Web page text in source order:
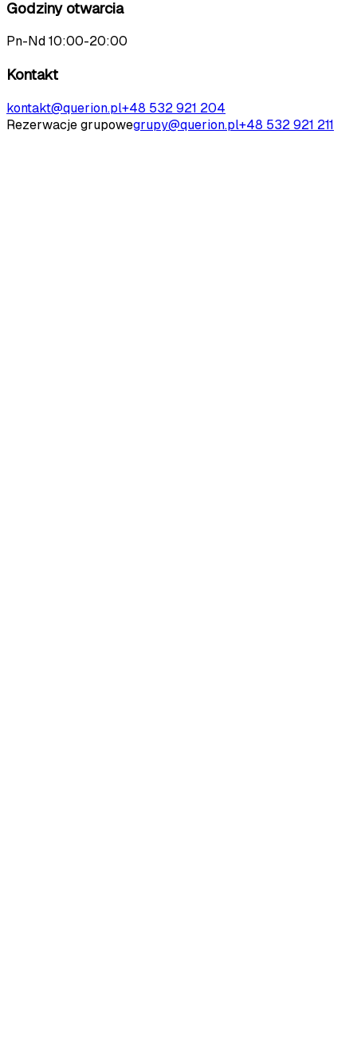
Godziny otwarcia
Pn-Nd 10:00-20:00
Kontakt
kontakt@querion.pl+48 532 921 204
Rezerwacje grupowegrupy@querion.pl+48 532 921 211